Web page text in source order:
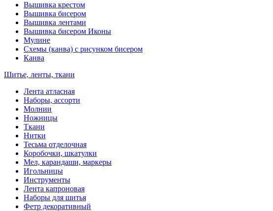
Вышивка крестом
Вышивка бисером
Вышивка лентами
Вышивка бисером Иконы
Мулине
Схемы (канва) с рисунком бисером
Канва
Шитье, ленты, ткани
Лента атласная
Наборы, ассорти
Молнии
Ножницы
Ткани
Нитки
Тесьма отделочная
Коробочки, шкатулки
Мел, карандаши, маркеры
Игольницы
Инструменты
Лента капроновая
Наборы для шитья
Фетр декоративный